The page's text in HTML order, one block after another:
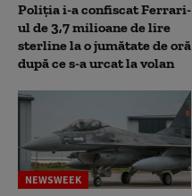
Poliția i-a confiscat Ferrari-
ul de 3,7 milioane de lire
sterline la o jumătate de oră
după ce s-a urcat la volan
NEWSWEEK